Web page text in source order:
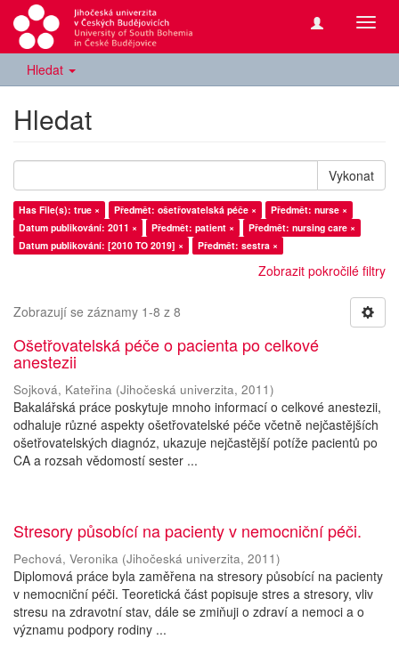
Hledat
Hledat
Vykonat
Has File(s): true × Předmět: ošetřovatelská péče ×
Předmět: nurse ×
Datum publikování: 2011 ×
Předmět: patient ×
Předmět: nursing care ×
Datum publikování: [2010 TO 2019] ×
Předmět: sestra ×
Zobrazit pokročilé filtry
Zobrazují se záznamy 1-8 z 8
Ošetřovatelská péče o pacienta po celkové
anestezii
Sojková, Kateřina (Jihočeská univerzita, 2011)
Bakalářská práce poskytuje mnoho informací o celkové anestezii,
odhaluje různé aspekty ošetřovatelské péče včetně nejčastějších
ošetřovatelských diagnóz, ukazuje nejčastější potíže pacientů po
CA a rozsah vědomostí sester ...
Stresory působící na pacienty v nemocniční péči.
Pechová, Veronika (Jihočeská univerzita, 2011)
Diplomová práce byla zaměřena na stresory působící na pacienty
v nemocniční péči. Teoretická část popisuje stres a stresory, vliv
stresu na zdravotní stav, dále se zmiňuji o zdraví a nemoci a o
významu podpory rodiny ...